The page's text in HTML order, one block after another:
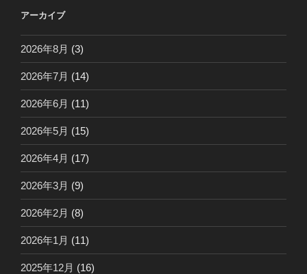
アーカイブ
2026年8月 (3)
2026年7月 (14)
2026年6月 (11)
2026年5月 (15)
2026年4月 (17)
2026年3月 (9)
2026年2月 (8)
2026年1月 (11)
2025年12月 (16)